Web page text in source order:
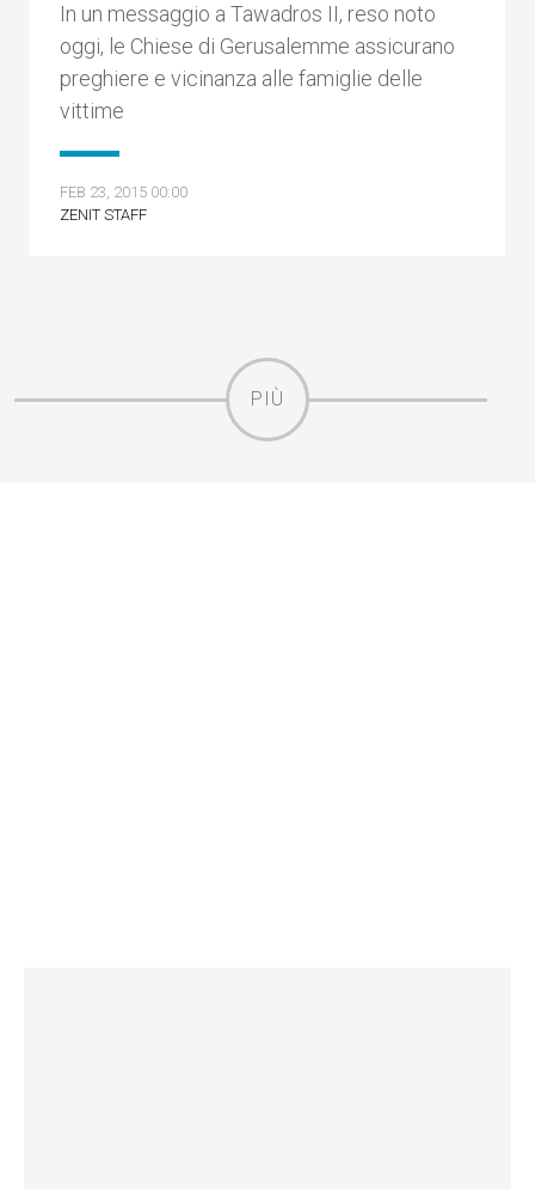
In un messaggio a Tawadros II, reso noto
oggi, le Chiese di Gerusalemme assicurano
preghiere e vicinanza alle famiglie delle
vittime
FEB 23, 2015 00:00
ZENIT STAFF
PIÙ